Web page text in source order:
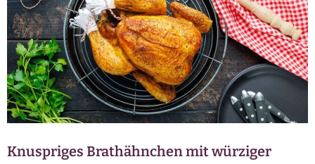
Knuspriges Brathähnchen mit würziger